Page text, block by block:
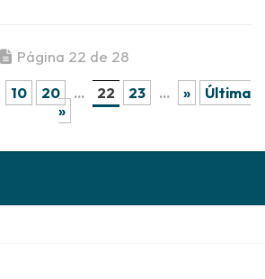
Página 22 de 28
10 20 ... 22 23 ... »
Última
»